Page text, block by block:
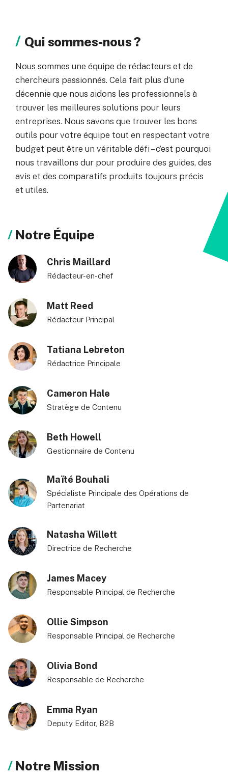
Qui sommes-nous ?
Nous sommes une équipe de rédacteurs et de
chercheurs passionnés. Cela fait plus d’une
décennie que nous aidons les professionnels à
trouver les meilleures solutions pour leurs
entreprises. Nous savons que trouver les bons
outils pour votre équipe tout en respectant votre
budget peut être un véritable défi – c’est pourquoi
nous travaillons dur pour produire des guides, des
avis et des comparatifs produits toujours précis
et utiles.
Notre Équipe
Chris Maillard
Rédacteur-en-chef
Matt Reed
Rédacteur Principal
Tatiana Lebreton
Rédactrice Principale
Cameron Hale
Stratège de Contenu
Beth Howell
Gestionnaire de Contenu
Maïté Bouhali
Spécialiste Principale des Opérations de
Partenariat
Natasha Willett
Directrice de Recherche
James Macey
Responsable Principal de Recherche
Ollie Simpson
Responsable Principal de Recherche
Olivia Bond
Responsable de Recherche
Emma Ryan
Deputy Editor, B2B
Notre Mission